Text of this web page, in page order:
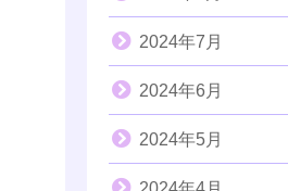
2024年7月
2024年6月
2024年5月